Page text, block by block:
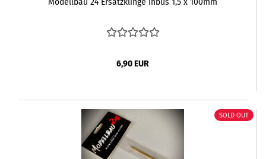
Modellbau 24 Ersatzklinge Inbus 1,5 x 100mm
6,90 EUR
SOLD OUT